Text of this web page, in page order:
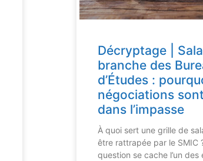
Décryptage |
branche des
d’Études :
négociations
dans l’impasse
À quoi sert une grille de
être rattrapée par le SMIC
question se cache l’un des